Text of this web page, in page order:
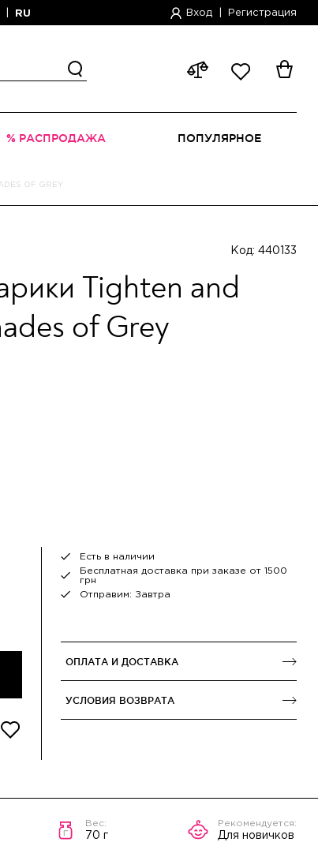
RU Вход Регистрация
% РАСПРОДАЖА ПОПУЛЯРНОЕ
OF GREY
Код: 440133
Tighten and
of Grey
Есть в наличии
Бесплатная доставка при заказе от 1500
грн
Отправим: Завтра
ОПЛАТА И ДОСТАВКА
УСЛОВИЯ ВОЗВРАТА
70 г Для новичков